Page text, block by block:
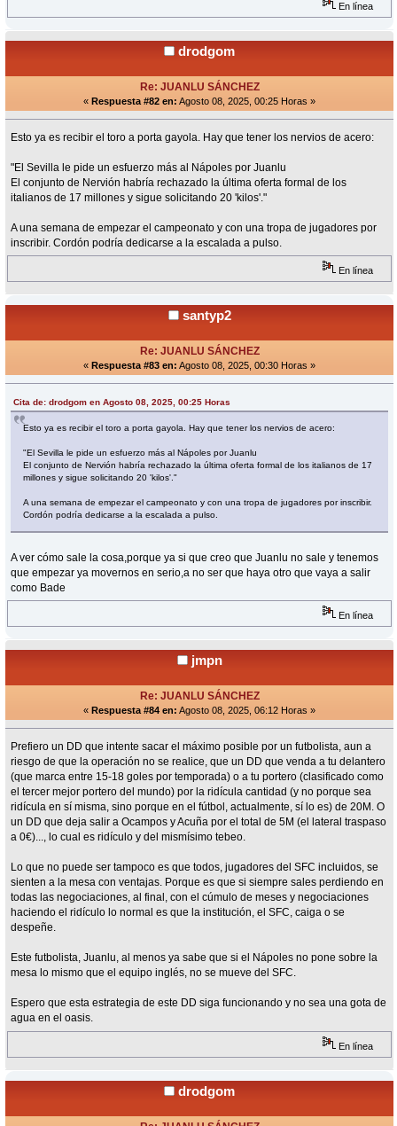
En línea
drodgom
Re: JUANLU SÁNCHEZ
« Respuesta #82 en: Agosto 08, 2025, 00:25 Horas »
Esto ya es recibir el toro a porta gayola. Hay que tener los nervios de acero:
"El Sevilla le pide un esfuerzo más al Nápoles por Juanlu
El conjunto de Nervión habría rechazado la última oferta formal de los
italianos de 17 millones y sigue solicitando 20 'kilos'."
A una semana de empezar el campeonato y con una tropa de jugadores por
inscribir. Cordón podría dedicarse a la escalada a pulso.
En línea
santyp2
Re: JUANLU SÁNCHEZ
« Respuesta #83 en: Agosto 08, 2025, 00:30 Horas »
Cita de: drodgom en Agosto 08, 2025, 00:25 Horas
Esto ya es recibir el toro a porta gayola. Hay que tener los nervios de acero:
"El Sevilla le pide un esfuerzo más al Nápoles por Juanlu
El conjunto de Nervión habría rechazado la última oferta formal de los italianos de 17
millones y sigue solicitando 20 'kilos'."
A una semana de empezar el campeonato y con una tropa de jugadores por inscribir.
Cordón podría dedicarse a la escalada a pulso.
A ver cómo sale la cosa,porque ya si que creo que Juanlu no sale y tenemos
que empezar ya movernos en serio,a no ser que haya otro que vaya a salir
como Bade
En línea
jmpn
Re: JUANLU SÁNCHEZ
« Respuesta #84 en: Agosto 08, 2025, 06:12 Horas »
Prefiero un DD que intente sacar el máximo posible por un futbolista, aun a
riesgo de que la operación no se realice, que un DD que venda a tu delantero
(que marca entre 15-18 goles por temporada) o a tu portero (clasificado como
el tercer mejor portero del mundo) por la ridícula cantidad (y no porque sea
ridícula en sí misma, sino porque en el fútbol, actualmente, sí lo es) de 20M. O
un DD que deja salir a Ocampos y Acuña por el total de 5M (el lateral traspaso
a 0€)..., lo cual es ridículo y del mismísimo tebeo.
Lo que no puede ser tampoco es que todos, jugadores del SFC incluidos, se
sienten a la mesa con ventajas. Porque es que si siempre sales perdiendo en
todas las negociaciones, al final, con el cúmulo de meses y negociaciones
haciendo el ridículo lo normal es que la institución, el SFC, caiga o se
despeñe.
Este futbolista, Juanlu, al menos ya sabe que si el Nápoles no pone sobre la
mesa lo mismo que el equipo inglés, no se mueve del SFC.
Espero que esta estrategia de este DD siga funcionando y no sea una gota de
agua en el oasis.
En línea
drodgom